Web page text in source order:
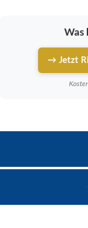
Was
→ Jetzt